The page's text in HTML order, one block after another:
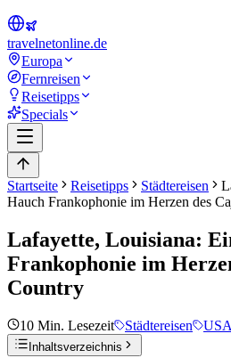
travelnetonline.de
Europa
Fernreisen
Reisetipps
Specials
Startseite Reisetipps Städtereisen
Hauch Frankophonie im Herzen des
Lafayette, Louisiana:
Frankophonie im
Country
10 Min. Lesezeit Städtereisen USA
Inhaltsverzeichnis